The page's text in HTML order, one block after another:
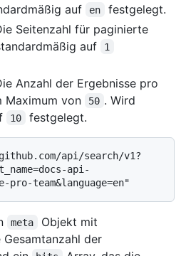
auf
en festgelegt.
Seitenzahl für paginierte
auf
1
Anzahl der Ergebnisse pro
Maximum von
50 . Wird
10 festgelegt.
api/search/v1?
api-
meta
Objekt mit
der